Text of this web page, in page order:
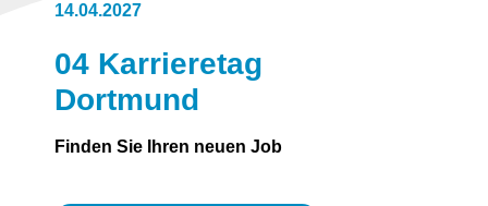
14.04.2027
04 Karrieretag
Dortmund
Finden Sie Ihren neuen Job